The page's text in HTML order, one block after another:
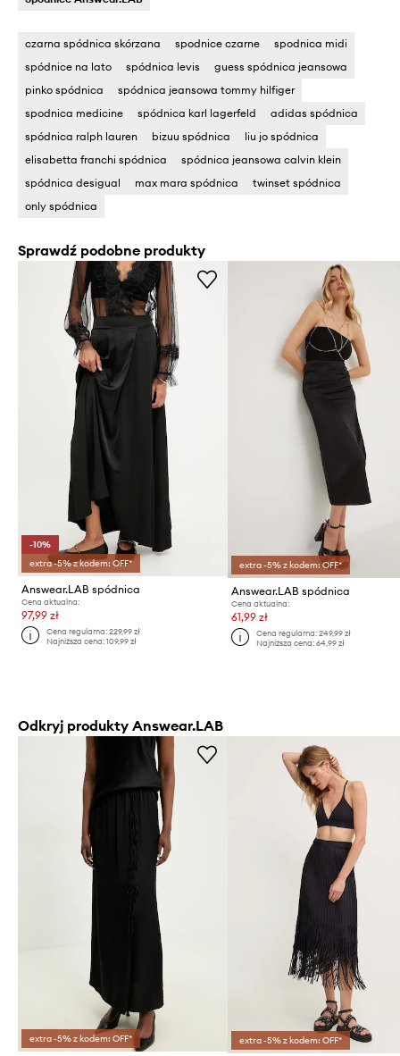
czarna spódnica skórzana spodnice czarne
spodnica midi
spódnice na lato
spódnica levis
guess spódnica jeansowa
pinko spódnica
spódnica jeansowa tommy hilfiger
spodnica medicine
spódnica karl lagerfeld
adidas spódnica
spódnica ralph lauren
bizuu spódnica
liu jo spódnica
elisabetta franchi spódnica
spódnica jeansowa calvin klein
spódnica desigual
max mara spódnica
twinset spódnica
only spódnica
Sprawdź podobne produkty
-10%
extra -5% z kodem: OFF*
Answear.LAB spódnica
Cena aktualna:
97,99 zł
Cena regularna:229,99 zł
Najniższa cena:109,99 zł
extra -5% z kodem: OFF*
Answear.LAB spódnica
Cena aktualna:
61,99 zł
Cena regularna: 249,99 zł
Najniższa cena: 64,99 zł
Odkryj produkty Answear.LAB
extra -5% z kodem: OFF* extra -5% z kodem: OFF*